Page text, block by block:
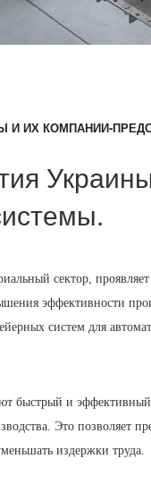
И ИХ КОМПАНИИ-
сектор,
эффективности
систем для
быстрый и
Это позволяет
издержки труда.